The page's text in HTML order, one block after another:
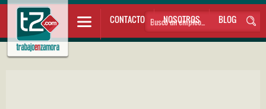
CONTACTO NOSOTROS BLOG